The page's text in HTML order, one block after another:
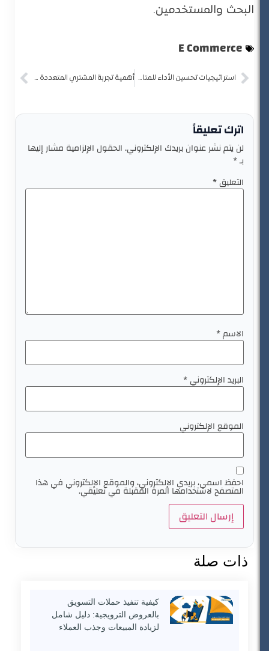
البحث والمستخدمين.
E Commerce
استراتيجيات تحسين الأداء للمتاجر الإلكترونية الصغيرة والمتوسطة أهمية تجربة المشتري المتعددة القنوات في تحسين تجربة التسوق الإلكتروني
اترك تعليقاً
لن يتم نشر عنوان بريدك الإلكتروني.الحقول الإلزامية مشار إليها
*
التعليق*
الاسم*
البريد الإلكتروني*
الموقع الإلكتروني
احفظ اسمي، بريدي الإلكتروني، والموقع الإلكتروني في هذا
المتصفح لاستخدامها المرة المقبلة في تعليقي.
ذات صلة
كيفية تنفيذ حملات التسويق
بالعروض الترويجية: دليل شامل
لزيادة المبيعات وجذب العملاء